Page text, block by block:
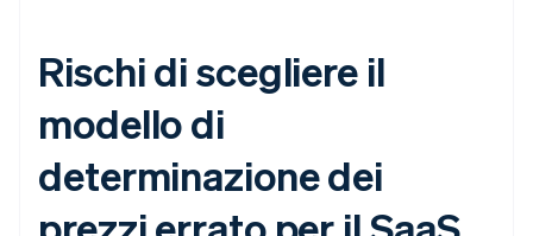
Rischi di scegliere il
modello di
determinazione dei